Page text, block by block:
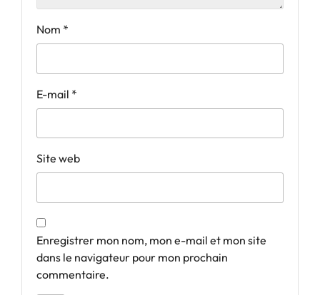
Nom *
E-mail *
Site web
Enregistrer mon nom, mon e-mail et mon site
dans le navigateur pour mon prochain
commentaire.